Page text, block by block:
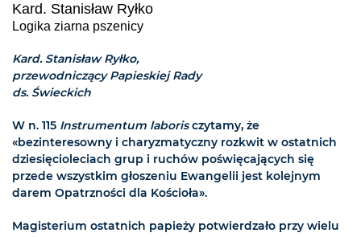
Kard. Stanisław Ryłko
Logika ziarna pszenicy
Kard. Stanisław Ryłko,
przewodniczący Papieskiej Rady
ds. Świeckich
W n. 115 Instrumentum laborisczytamy, że
«bezinteresowny i charyzmatyczny rozkwit w ostatnich
dziesięcioleciach grup i ruchów poświęcających się
przede wszystkim głoszeniu Ewangelii jest kolejnym
darem Opatrzności dla Kościoła».
Magisterium ostatnich papieży potwierdzało przy wielu